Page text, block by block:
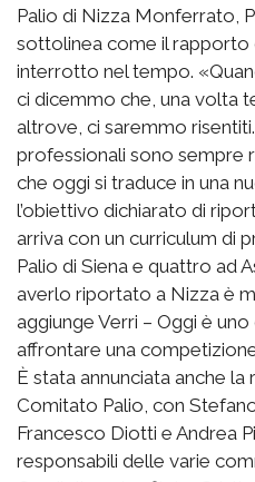
Palio di Nizza Monferrato,
sottolinea come il rapporto
interrotto nel tempo.
ci dicemmo che, una volta
altrove, ci saremmo
professionali sono sempre
che oggi si traduce in una
l’obiettivo dichiarato di
arriva con un curriculum di
Palio di Siena e quattro ad
averlo riportato a Nizza è
aggiunge Verri – Oggi è
affrontare una
È stata annunciata anche
Comitato Palio, con
Francesco Diotti e Andrea
responsabili delle varie